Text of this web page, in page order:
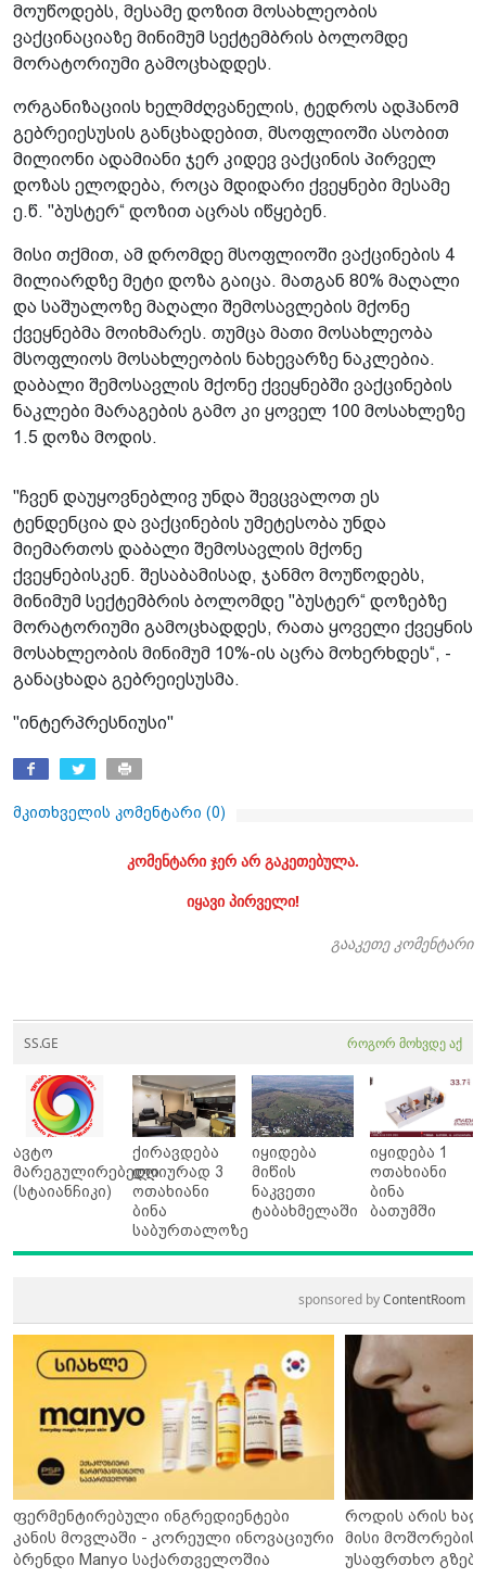
მოუწოდებს, მესამე დოზით მოსახლეობის
ვაქცინაციაზე მინიმუმ სექტემბრის ბოლომდე
მორატორიუმი გამოცხადდეს.
ორგანიზაციის ხელმძღვანელის, ტედროს ადჰანომ
გებრეიესუსის განცხადებით, მსოფლიოში ასობით
მილიონი ადამიანი ჯერ კიდევ ვაქცინის პირველ
დოზას ელოდება, როცა მდიდარი ქვეყნები მესამე
ე.წ. "ბუსტერ“ დოზით აცრას იწყებენ.
მისი თქმით, ამ დრომდე მსოფლიოში ვაქცინების 4
მილიარდზე მეტი დოზა გაიცა. მათგან 80% მაღალი
და საშუალოზე მაღალი შემოსავლების მქონე
ქვეყნებმა მოიხმარეს. თუმცა მათი მოსახლეობა
მსოფლიოს მოსახლეობის ნახევარზე ნაკლებია.
დაბალი შემოსავლის მქონე ქვეყნებში ვაქცინების
ნაკლები მარაგების გამო კი ყოველ 100 მოსახლეზე
1.5 დოზა მოდის.
"ჩვენ დაუყოვნებლივ უნდა შევცვალოთ ეს
ტენდენცია და ვაქცინების უმეტესობა უნდა
მიემართოს დაბალი შემოსავლის მქონე
ქვეყნებისკენ. შესაბამისად, ჯანმო მოუწოდებს,
მინიმუმ სექტემბრის ბოლომდე "ბუსტერ“ დოზებზე
მორატორიუმი გამოცხადდეს, რათა ყოველი ქვეყნის
მოსახლეობის მინიმუმ 10%-ის აცრა მოხერხდეს“, -
განაცხადა გებრეიესუსმა.
"ინტერპრესნიუსი"
მკითხველის კომენტარი (0)
კომენტარი ჯერ არ გაკეთებულა.
იყავი პირველი!
გააკეთე კომენტარი
SS.GE როგორ მოხვდე აქ
ავტო
მარეგულირებელი
(სტაიანჩიკი)
ქირავდება
დღიურად 3
ოთახიანი
ბინა
საბურთალოზე
იყიდება
მიწის
ნაკვეთი
ტაბახმელაში
იყიდება 1
ოთახიანი
ბინა
ბათუმში
sponsored byContentRoom
ფერმენტირებული ინგრედიენტები
კანის მოვლაში - კორეული ინოვაციური
ბრენდი Manyo საქართველოშია
როდის არის
მისი მოშორების
უსაფრთხო გზები